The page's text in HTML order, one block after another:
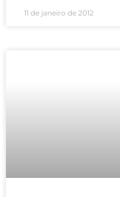
11 de janeiro de 2012